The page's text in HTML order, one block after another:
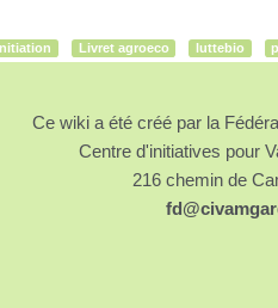
Livret agroeco luttebio
Ce wiki a été créé par la
Centre d'initiatives pour
216 chemin de